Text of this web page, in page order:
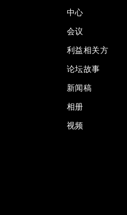
中心
会议
利益相关方
论坛故事
新闻稿
相册
视频